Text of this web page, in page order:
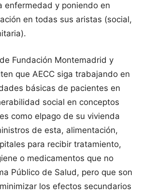
enfermedad y poniendo en
en todas sus aristas (social,
Fundación Montemadrid y
que AECC siga trabajando en
básicas de pacientes en
social en conceptos
como elpago de su vivienda
de esta, alimentación,
para recibir tratamiento,
o medicamentos que no
Público de Salud, pero que son
los efectos secundarios